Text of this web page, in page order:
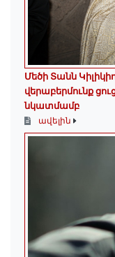
Մեծի Տանն
վերաբերմունք
նկատմամբ
ավելին